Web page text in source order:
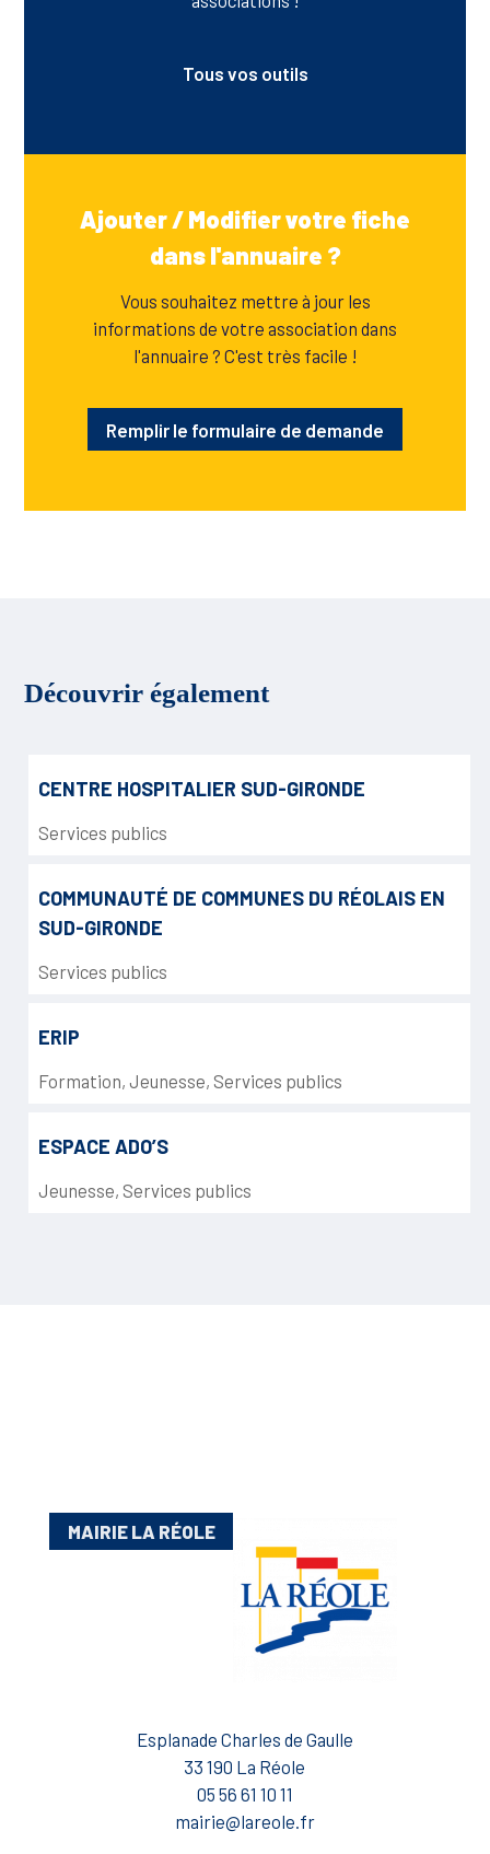
Tous vos outils
Ajouter / Modifier votre fiche
dans l'annuaire ?
Vous souhaitez mettre à jour les
informations de votre association dans
l'annuaire ? C'est très facile !
Remplir le formulaire de demande
Découvrir également
CENTRE HOSPITALIER SUD-GIRONDE
Services publics
COMMUNAUTÉ DE COMMUNES DU RÉOLAIS EN
SUD-GIRONDE
Services publics
ERIP
Formation, Jeunesse, Services publics
ESPACE ADO’S
Jeunesse, Services publics
MAIRIE LA RÉOLE
Esplanade Charles de Gaulle
33 190 La Réole
05 56 61 10 11
mairie@lareole.fr